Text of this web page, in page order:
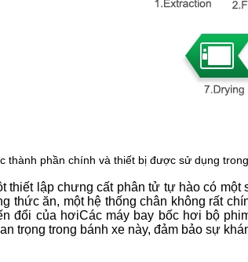
thành phần chính và thiết bị được sử dụng
thiết lập chưng cất phân tử tự hào có
thức ăn, một hệ thống chân không rất
đổi của hơiCác máy bay bốc hơi bộ
trọng trong bánh xe này, đảm bảo sự